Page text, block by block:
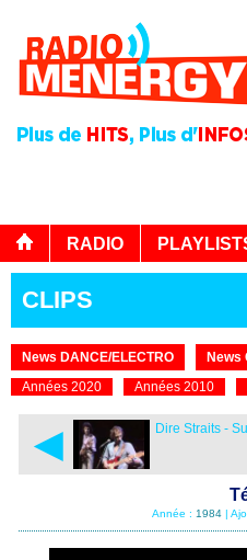
RADIO
CLIPS
News DANCE/ELECTRO News
Années 2020
Années 2010
◄ Dire Straits -
Année : 1984 |